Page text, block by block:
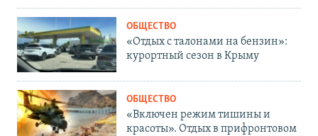
ОБЩЕСТВО
«Отдых с талонами на бензин»:
курортный сезон в Крыму
ОБЩЕСТВО
«Включен режим тишины и
красоты». Отдых в прифронтовом